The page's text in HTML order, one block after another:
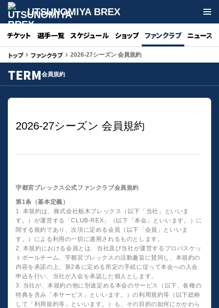
UTSUNOMIYA BREX
チケット 選手一覧 スケジュール ショップ ファンクラブ ニュース
トップkeyboard_arrow_right ファンクラブkeyboard_arrow_right 2026-27シーズン 会員規約
TERM会員規約
2026-27シーズン 会員規約
宇都宮ブレックス公式ファンクラブ会員規約
第1条（基本定義）
1. 本規約は、株式会社栃木ブレックス（以下「当社」といいま
す。）が運営する「CLUB-REX」（以下「本会」といいます。）に
関する規約であり、次項に定める会員（以下「会員」といいま
す。）による利用の一切に適用されるものとします。
2. 本規約における会員とは、当社及び当社が運営するプロバスケッ
トボールチーム、宇都宮ブレックスの活動趣旨に賛同し、本規約の
内容を承諾の上、第2条に定める所定の手続に従って本会への入会
申込を行い、当社が入会を承認した個人とします。
3. 当社が、本規約の他に別途定める本会のサービス（以下、各種の
特典を含み「本サービス」といいます。）の利用規約等（以下総称
して「利用規約等」といいます。）も、その目的の如何にかかわら